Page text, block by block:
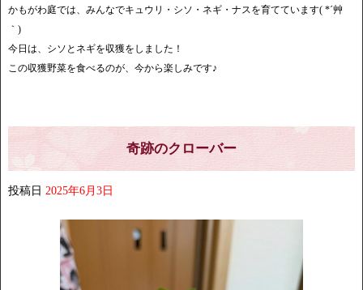
かもがわ庭では、みんなでキュウリ・シソ・ネギ・ナスを育てています( *´艸
｀)
今日は、シソとネギを収獲をしました！
この収獲野菜を食べるのが、今から楽しみです♪
奇跡のクローバー
投稿日 2025年6月3日